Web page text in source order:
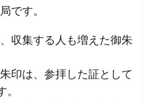
です。
収集する人も増えた御朱
印は、参拝した証として
。